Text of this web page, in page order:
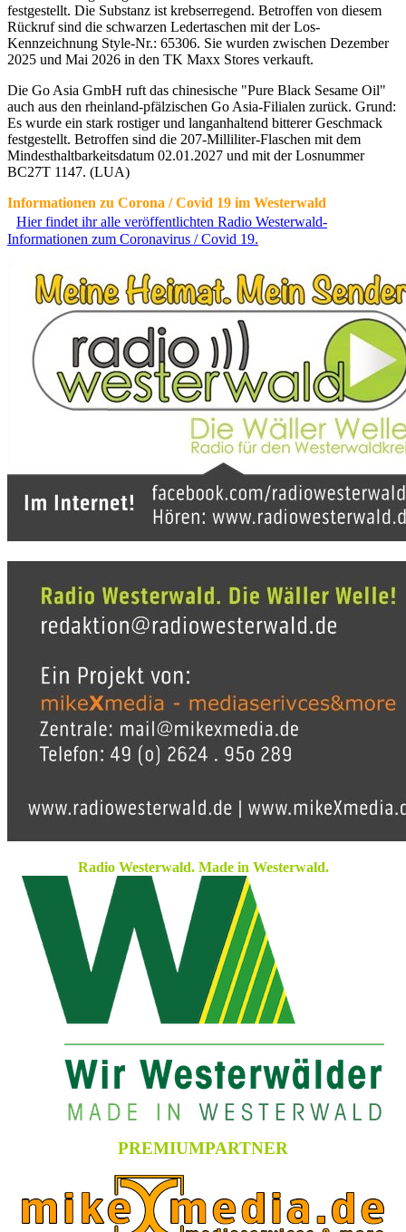
festgestellt. Die Substanz ist krebserregend. Betroffen von diesem
Rückruf sind die schwarzen Ledertaschen mit der Los-
Kennzeichnung Style-Nr.: 65306. Sie wurden zwischen Dezember
2025 und Mai 2026 in den TK Maxx Stores verkauft.
Die Go Asia GmbH ruft das chinesische "Pure Black Sesame Oil"
auch aus den rheinland-pfälzischen Go Asia-Filialen zurück. Grund:
Es wurde ein stark rostiger und langanhaltend bitterer Geschmack
festgestellt. Betroffen sind die 207-Milliliter-Flaschen mit dem
Mindesthaltbarkeitsdatum 02.01.2027 und mit der Losnummer
BC27T 1147. (LUA)
Informationen zu Corona / Covid 19 im Westerwald
Hier findet ihr alle veröffentlichten Radio Westerwald-
Informationen zum Coronavirus / Covid 19.
Radio Westerwald. Made in Westerwald.
PREMIUMPARTNER